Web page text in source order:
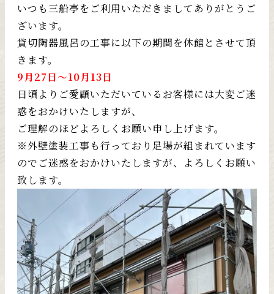
いつも三船亭をご利用いただきましてありがとうご
ざいます。
貸切陶器風呂の工事に以下の期間を休館とさせて頂
きます。
9月27日～10月13日
日頃よりご愛顧いただいているお客様には大変ご迷
惑をおかけいたしますが、
ご理解のほどよろしくお願い申し上げます。
※外壁塗装工事も行っており足場が組まれています
のでご迷惑をおかけいたしますが、よろしくお願い
致します。